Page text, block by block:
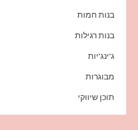
בנות חמות
בנות רגילות
ג'ינג'יות
מבוגרות
תוכן שיווקי